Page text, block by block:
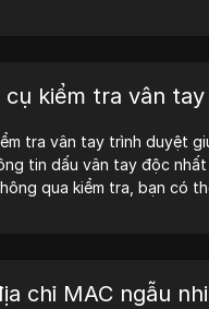
quy trình làm việc của
hôm nay!
cụ kiểm tra vân
tra vân tay trình duyệt
tin dấu vân tay độc
qua kiểm tra, bạn có
chỉ MAC ngẫu